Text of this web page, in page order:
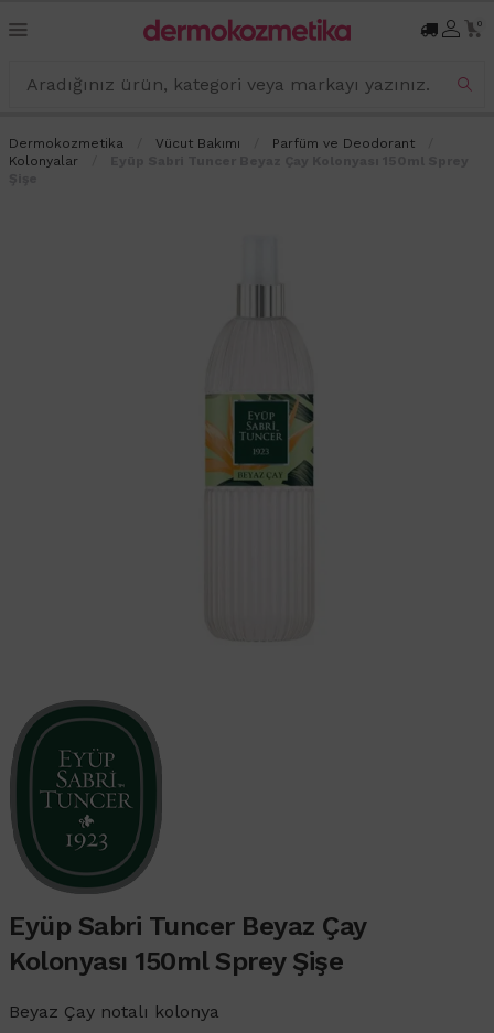
0
Dermokozmetika Vücut Bakımı
Parfüm ve Deodorant
Kolonyalar
Eyüp Sabri Tuncer Beyaz Çay
Kolonyası 150ml Sprey Şişe
Beyaz Çay notalı kolonya